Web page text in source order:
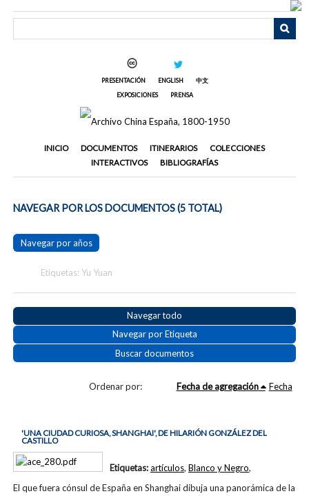
PRESENTACIÓN ENGLISH
中文
EXPOSICIONES
PRENSA
INICIO DOCUMENTOS ITINERARIOS
COLECCIONES
INTERACTIVOS
BIBLIOGRAFÍAS
NAVEGAR POR LOS DOCUMENTOS (5 TOTAL)
Navegar por años
Etiquetas: Yu Yuan
Navegar todo
Navegar por Etiqueta
Buscar documentos
Ordenar por: Fecha de agregación Fecha
'UNA CIUDAD CURIOSA, SHANGHAI', DE HILARIÓN GONZÁLEZ DEL
CASTILLO
El que fuera cónsul de España en Shanghai dibuja una panorámica de la
Etiquetas:artículos, Blanco y Negro,